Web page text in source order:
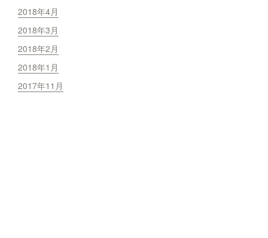
2018年4月
2018年3月
2018年2月
2018年1月
2017年11月